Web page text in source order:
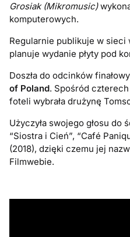
Grosiak (Mikromusic)
komputerowych.
Regularnie publikuje w sieci
planuje wydanie płyty pod
Doszła do odcinków
of Poland. Spośród
foteli wybrała drużynę
Użyczyła swojego głosu
“Siostra i Cień”, “Café
(2018), dzięki czemu jej
Filmwebie.